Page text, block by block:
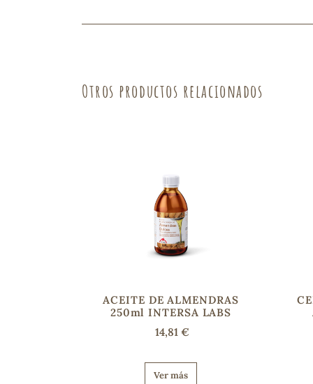
Otros productos relacionados
ACEITE DE ALMENDRAS
250ml INTERSA LABS
14,81 €
Ver más